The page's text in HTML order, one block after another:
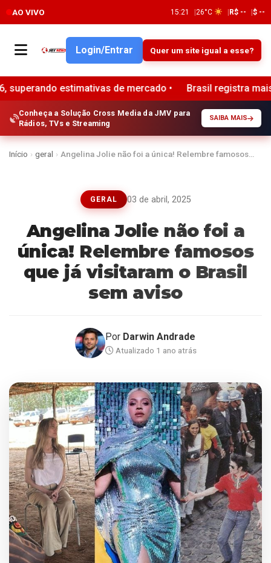
AO VIVO 15:21 26°C R$ -- $ --
Login/Entrar Quer um site igual a esse?
de mercado • Brasil registra mais de 34
Conheça a Solução Cross Media da JMV para
Rádios, TVs e Streaming
SAIBA MAIS
Início › geral › Angelina Jolie não foi a única! Relembre famosos…
GERAL 03 de abril, 2025
Angelina Jolie não foi a
única! Relembre famosos
que já visitaram o Brasil
sem aviso
Por Darwin Andrade
Atualizado 1 ano atrás